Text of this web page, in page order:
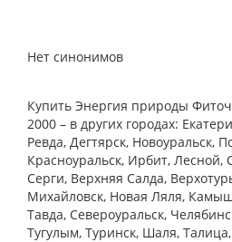
Нет синонимов
Купить Энергия природы
2000 – в других городах:
Ревда, Дегтярск, Новоуральск,
Красноуральск, Ирбит,
Cерги, Верхняя Салда,
Михайловск, Новая Ляля,
Тавда, Североуральск,
Тугулым, Туринск, Шаля,